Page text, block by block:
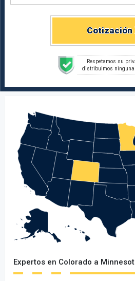
Cotización
Respetamos su
distribuimos
Expertos en Colorado a